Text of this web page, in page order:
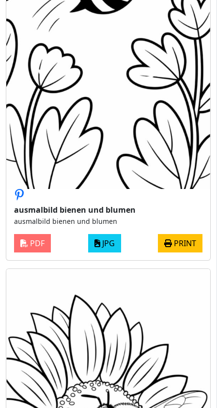
ausmalbild bienen und blumen
ausmalbild bienen und blumen
PDF JPG PRINT